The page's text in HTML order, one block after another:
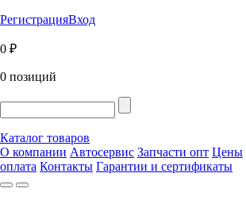
РегистрацияВход
0 ₽
0 позиций
Каталог товаров
О компании Автосервис Запчасти опт Цены
оплата Контакты Гарантии и сертификаты